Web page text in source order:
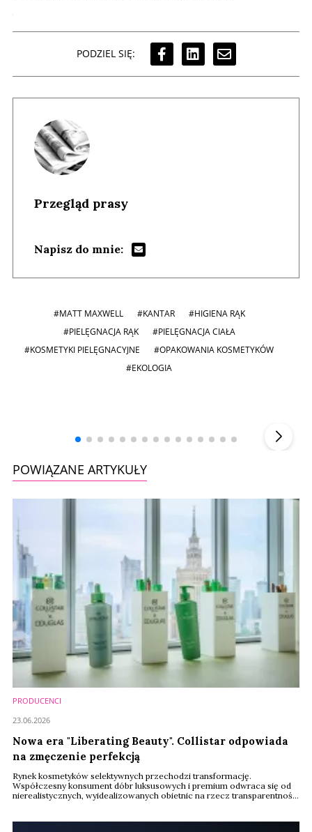
PODZIEL SIĘ:
Przegląd prasy
Napisz do mnie:
#MATT MAXWELL #KANTAR
#HIGIENA RĄK
#PIELĘGNACJA RĄK
#PIELĘGNACJA CIAŁA
#KOSMETYKI PIELĘGNACYJNE
#OPAKOWANIA KOSMETYKÓW
#EKOLOGIA
POWIĄZANE ARTYKUŁY
PRODUCENCI
Nowa era "Liberating Beauty". Collistar odpowiada
na zmęczenie perfekcją
Rynek kosmetyków selektywnych przechodzi transformację.
Współczesny konsument dóbr luksusowych i premium odwraca się od
nierealistycznych, wyidealizowanych obietnic na rzecz transparentności
23.06.2026